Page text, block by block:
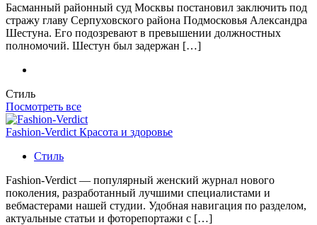
Басманный районный суд Москвы постановил заключить под
стражу главу Серпуховского района Подмосковья Александра
Шестуна. Его подозревают в превышении должностных
полномочий. Шестун был задержан […]
Стиль
Посмотреть все
Fashion-Verdict Красота и здоровье
Стиль
Fashion-Verdict — популярный женский журнал нового
поколения, разработанный лучшими специалистами и
вебмастерами нашей студии. Удобная навигация по разделом,
актуальные статьи и фоторепортажи с […]